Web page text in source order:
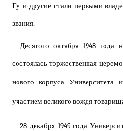
Гу и другие стали первыми
звания.
Десятого октября 1948 года
состоялась торжественная
нового корпуса Университета
участием великого вождя
28 декабря 1949 года